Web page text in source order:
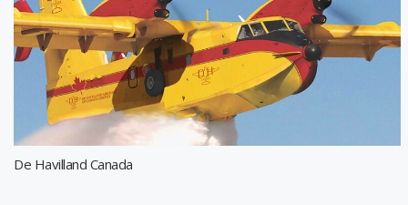
De Havilland Canada